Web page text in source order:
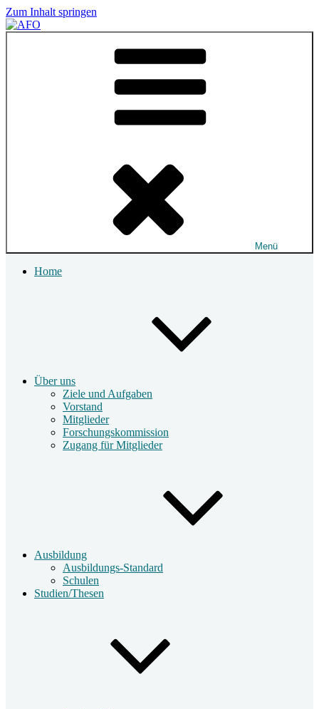
Zum Inhalt springen
Akademie für Osteopatie
Menü
Home
Über uns
Ziele und Aufgaben
Vorstand
Mitglieder
Forschungskommission
Zugang für Mitglieder
Ausbildung
Ausbildungs-Standard
Schulen
Studien/Thesen